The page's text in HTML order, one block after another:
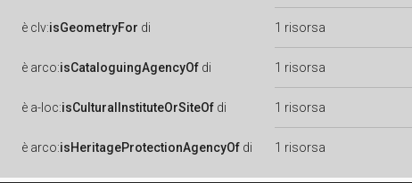
è clv:isGeometryFor di 1 risorsa
è arco:isCataloguingAgencyOf di 1 risorsa
è a-loc:isCulturalInstituteOrSiteOf di 1 risorsa
è arco:isHeritageProtectionAgencyOf di 1 risorsa